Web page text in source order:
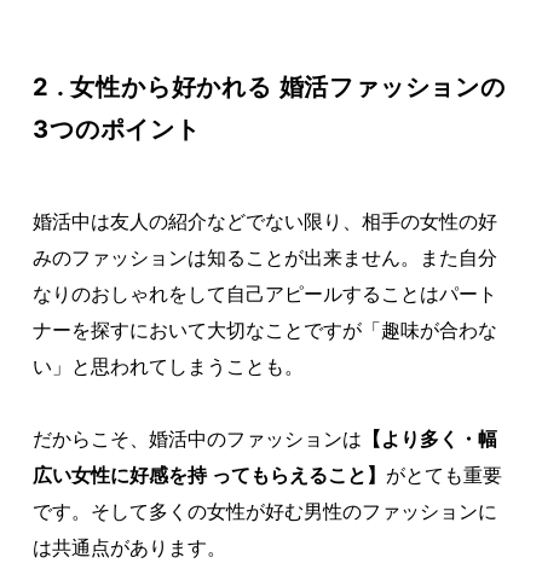
2 . 女性から好かれる 婚活ファッションの
3つのポイント
婚活中は友人の紹介などでない限り、相手の女性の好
みのファッションは知ることが出来ません。また自分
なりのおしゃれをして自己アピールすることはパート
ナーを探すにおいて大切なことですが「趣味が合わな
い」と思われてしまうことも。
だからこそ、婚活中のファッションは 【より多く・幅
広い女性に好感を持 ってもらえること】 がとても重要
です。そして多くの女性が好む男性のファッションに
は共通点があります。